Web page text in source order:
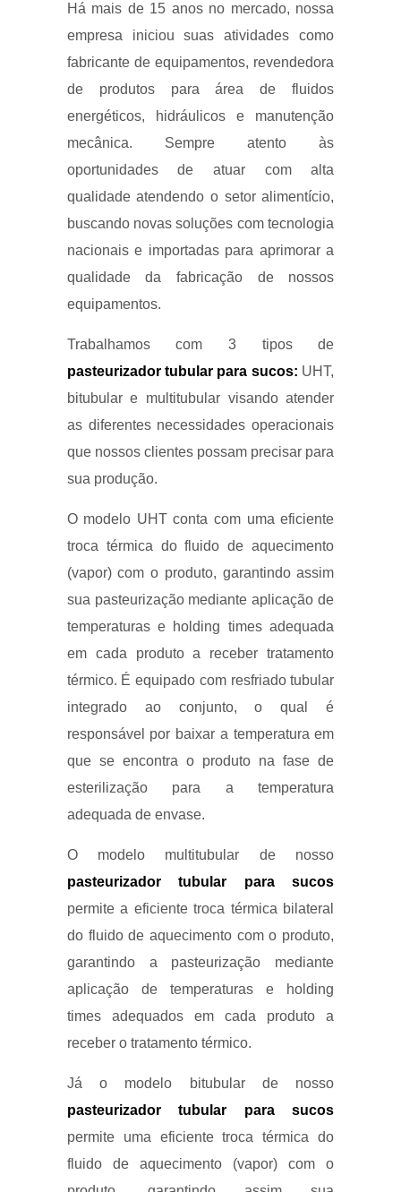
Há mais de 15 anos no mercado, nossa
empresa iniciou suas atividades como
fabricante de equipamentos, revendedora
de produtos para área de fluidos
energéticos, hidráulicos e manutenção
mecânica. Sempre atento às
oportunidades de atuar com alta
qualidade atendendo o setor alimentício,
buscando novas soluções com tecnologia
nacionais e importadas para aprimorar a
qualidade da fabricação de nossos
equipamentos.
Trabalhamos com 3 tipos de
pasteurizador tubular para sucos: UHT,
bitubular e multitubular visando atender
as diferentes necessidades operacionais
que nossos clientes possam precisar para
sua produção.
O modelo UHT conta com uma eficiente
troca térmica do fluido de aquecimento
(vapor) com o produto, garantindo assim
sua pasteurização mediante aplicação de
temperaturas e holding times adequada
em cada produto a receber tratamento
térmico. É equipado com resfriado tubular
integrado ao conjunto, o qual é
responsável por baixar a temperatura em
que se encontra o produto na fase de
esterilização para a temperatura
adequada de envase.
O modelo multitubular de nosso
pasteurizador tubular para sucos
permite a eficiente troca térmica bilateral
do fluido de aquecimento com o produto,
garantindo a pasteurização mediante
aplicação de temperaturas e holding
times adequados em cada produto a
receber o tratamento térmico.
Já o modelo bitubular de nosso
pasteurizador tubular para sucos
permite uma eficiente troca térmica do
fluido de aquecimento (vapor) com o